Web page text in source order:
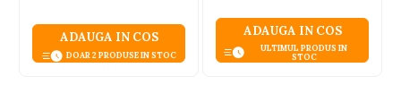
ADAUGA IN COS
DOAR 2 PRODUSE IN STOC
ADAUGA IN COS
ULTIMUL PRODUS IN
STOC